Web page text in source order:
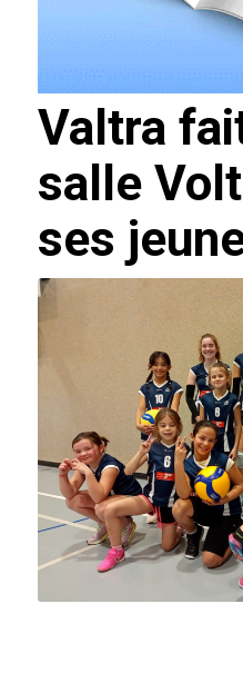
Valtra fait vibrer la
salle
ses